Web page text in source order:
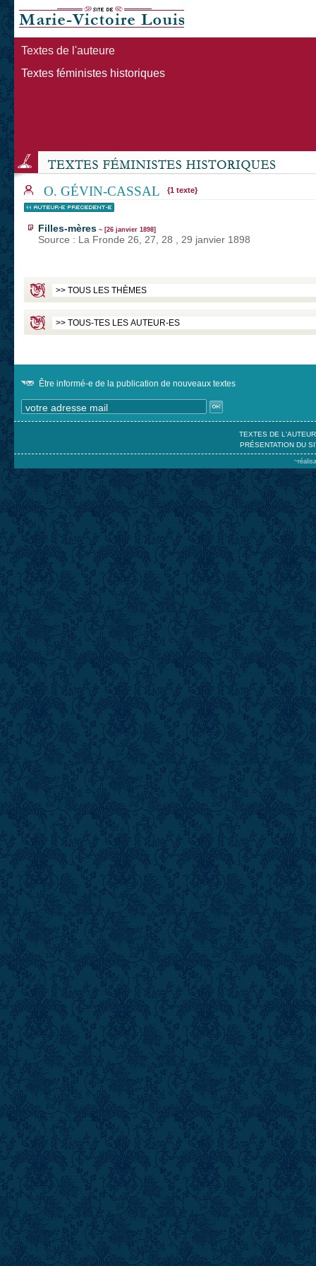
Textes de l'auteure
Textes féministes historiques
O. GÉVIN-CASSAL {1 texte}
Filles-mères~ [26 janvier 1898]
Source : La Fronde 26, 27, 28 , 29 janvier 1898
Être informé-e de la publication de nouveaux textes
TEXTES DE
PRÉSENTATION DU